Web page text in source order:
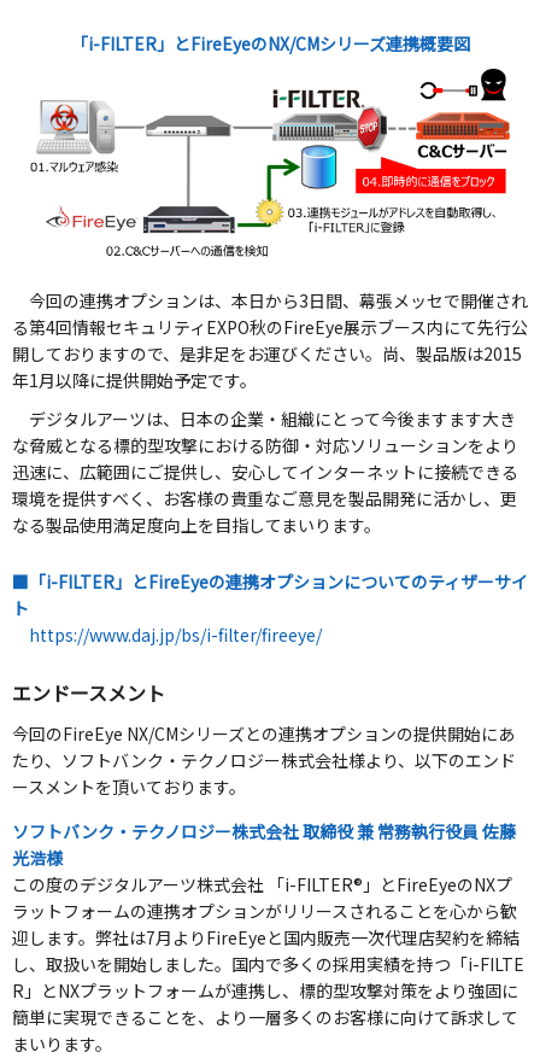
「i-FILTER」とFireEyeのNX/CMシリーズ連携概要図
今回の連携オプションは、本日から3日間、幕張メッセで開催され
る第4回情報セキュリティEXPO秋のFireEye展示ブース内にて先行公
開しておりますので、是非足をお運びください。尚、製品版は2015
年1月以降に提供開始予定です。
デジタルアーツは、日本の企業・組織にとって今後ますます大き
な脅威となる標的型攻撃における防御・対応ソリューションをより
迅速に、広範囲にご提供し、安心してインターネットに接続できる
環境を提供すべく、お客様の貴重なご意見を製品開発に活かし、更
なる製品使用満足度向上を目指してまいります。
■「i-FILTER」とFireEyeの連携オプションについてのティザーサイ
ト
https://www.daj.jp/bs/i-filter/fireeye/
エンドースメント
今回のFireEye NX/CMシリーズとの連携オプションの提供開始にあ
たり、ソフトバンク・テクノロジー株式会社様より、以下のエンド
ースメントを頂いております。
ソフトバンク・テクノロジー株式会社 取締役 兼 常務執行役員 佐藤
光浩様
この度のデジタルアーツ株式会社 「i-FILTER®」とFireEyeのNXプ
ラットフォームの連携オプションがリリースされることを心から歓
迎します。弊社は7月よりFireEyeと国内販売一次代理店契約を締結
し、取扱いを開始しました。国内で多くの採用実績を持つ「i-FILTE
R」とNXプラットフォームが連携し、標的型攻撃対策をより強固に
簡単に実現できることを、より一層多くのお客様に向けて訴求して
まいります。